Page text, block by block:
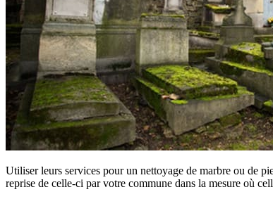
Utiliser leurs services pour un nettoyage de marbre ou de
reprise de celle-ci par votre commune dans la mesure où